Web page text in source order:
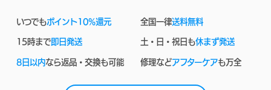
いつでもポイント10%還元 全国一律送料無料
15時まで即日発送 土・日・祝日も休まず発送
8日以内なら返品・交換も可能 修理などアフターケアも万全